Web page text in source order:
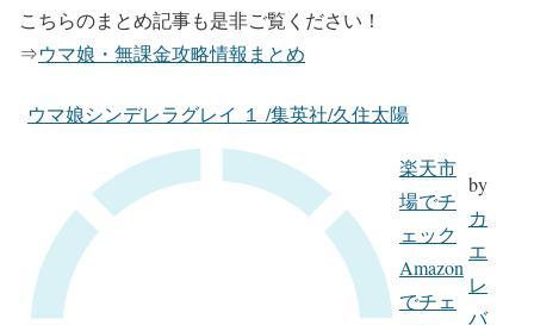
こちらのまとめ記事も是非ご覧ください！
⇒ウマ娘・無課金攻略情報まとめ
ウマ娘シンデレラグレイ １ /集英社/久住太陽
楽天市
場でチ
ェック
Amazon
でチェ
by
カ
エ
レ
バ